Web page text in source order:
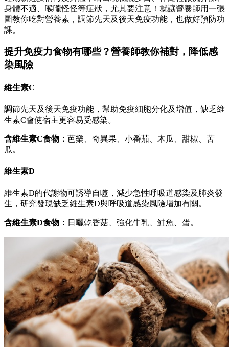
身體不適、喉嚨怪怪等症狀，尤其要注意！就讓營養師用一張
圖教你吃對營養素，調節先天及後天免疫功能，也做好預防功
課。
提升免疫力食物有哪些？營養師教你補對，降低感
染風險
維生素C
調節先天及後天免疫功能，幫助免疫細胞分化及增值，缺乏維
生素C會使宿主更容易受感染。
含維生素C食物： 芭樂、奇異果、小番茄、木瓜、甜椒、苦
瓜。
維生素D
維生素D的代謝物可誘導自噬，減少急性呼吸道感染及肺炎發
生，研究發現缺乏維生素D與呼吸道感染風險增加有關。
含維生素D食物： 日曬乾香菇、強化牛乳、鮭魚、蛋。